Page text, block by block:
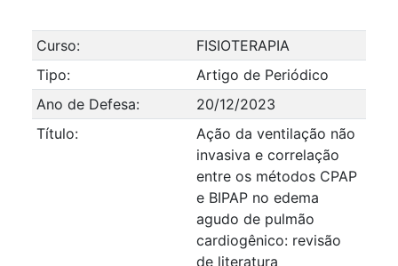
Curso:
FISIOTERAPIA
Tipo:
Artigo de Periódico
Ano de Defesa:
20/12/2023
Título:
Ação da ventilação não
invasiva e correlação
entre os métodos CPAP
e BIPAP no edema
agudo de pulmão
cardiogênico: revisão
de literatura